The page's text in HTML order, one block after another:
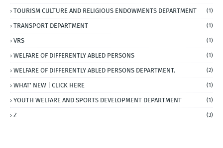
TOURISM CULTURE AND RELIGIOUS ENDOWMENTS DEPARTMENT (1)
TRANSPORT DEPARTMENT (1)
VRS (1)
WELFARE OF DIFFERENTLY ABLED PERSONS (1)
WELFARE OF DIFFERENTLY ABLED PERSONS DEPARTMENT. (2)
WHAT' NEW | CLICK HERE (1)
YOUTH WELFARE AND SPORTS DEVELOPMENT DEPARTMENT (1)
Z (3)